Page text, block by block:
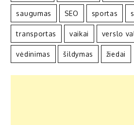
saugumas SEO sportas
transportas vaikai verslo
vėdinimas šildymas žiedai